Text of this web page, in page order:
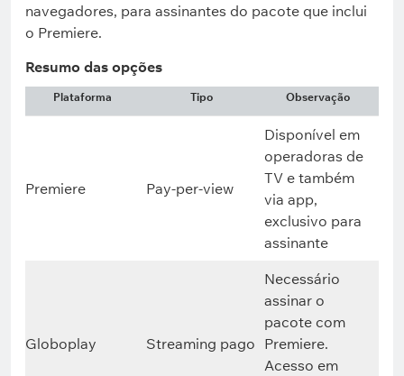
navegadores, para assinantes do pacote que inclui
o Premiere.
Resumo das opções
Plataforma Tipo Observação
Premiere Pay-per-view
Disponível em
operadoras de
TV e também
via app,
exclusivo para
assinante
Globoplay Streaming pago
Necessário
assinar o
pacote com
Premiere.
Acesso em